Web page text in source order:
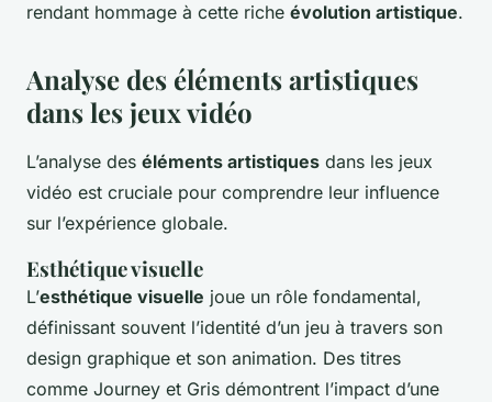
rendant hommage à cette riche évolution artistique.
Analyse des éléments artistiques
dans les jeux vidéo
L’analyse des éléments artistiques dans les jeux
vidéo est cruciale pour comprendre leur influence
sur l’expérience globale.
Esthétique visuelle
L’esthétique visuelle joue un rôle fondamental,
définissant souvent l’identité d’un jeu à travers son
design graphique et son animation. Des titres
comme Journey et Gris démontrent l’impact d’une